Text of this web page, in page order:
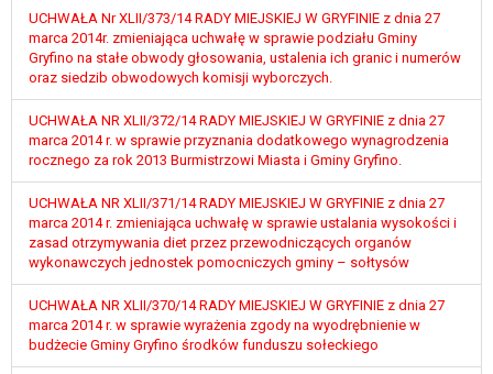
UCHWAŁA Nr XLII/373/14 RADY MIEJSKIEJ W GRYFINIE z dnia 27
marca 2014r. zmieniająca uchwałę w sprawie podziału Gminy
Gryfino na stałe obwody głosowania, ustalenia ich granic i numerów
oraz siedzib obwodowych komisji wyborczych.
UCHWAŁA NR XLII/372/14 RADY MIEJSKIEJ W GRYFINIE z dnia 27
marca 2014 r. w sprawie przyznania dodatkowego wynagrodzenia
rocznego za rok 2013 Burmistrzowi Miasta i Gminy Gryfino.
UCHWAŁA NR XLII/371/14 RADY MIEJSKIEJ W GRYFINIE z dnia 27
marca 2014 r. zmieniająca uchwałę w sprawie ustalania wysokości i
zasad otrzymywania diet przez przewodniczących organów
wykonawczych jednostek pomocniczych gminy – sołtysów
UCHWAŁA NR XLII/370/14 RADY MIEJSKIEJ W GRYFINIE z dnia 27
marca 2014 r. w sprawie wyrażenia zgody na wyodrębnienie w
budżecie Gminy Gryfino środków funduszu sołeckiego
podstaw do ustalenia, dochodzenia lub
obrony roszczeń.
osobowych odbywa się na podstawie zgody osoby
na przetwarzanie danych osobowych (art. 6 ust. 1
lit a RODO), przysługuje Pani/Panu prawo do
Cofnięcie to nie ma wpływu na zgodność
przetwarzania, którego dokonano na podstawie
zgody przed jej cofnięciem.
Przysługuje Pani/Panu prawo wniesienia skargi do
organu nadzorczego na niezgodne z prawem
przetwarzanie Pani/Pana danych osobowych